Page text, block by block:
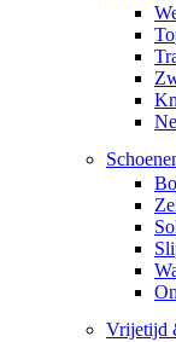
Vrijetijd